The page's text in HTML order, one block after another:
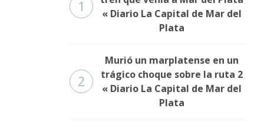
1
« Diario La Capital de Mar del
Plata
2
Murió un marplatense en un
trágico choque sobre la ruta 2
« Diario La Capital de Mar del
Plata